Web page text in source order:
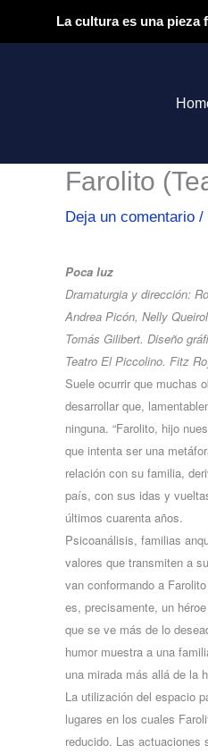
La cultura es una pieza
Farolito
Deja un comentario /
Poca luz
Dramaturgia y dirección:
Andrea Picón, Nelly
Tomás Gilibert. Diseño
Teatro El Piccolino. Fitz
Suele ocurrir que muchas
desarrollar que,
ninguna. “Farolito, hijo
que intenta ser una
relación con su familia,
país, con sus idas y
últimos cuarenta años.
Psicoanálisis, familias
valores que transmiten a
van conformando a
es, precisamente, un
que se ve más de lo
humor muestra a una
una mirada más allá de la
La utilización del espacio
lugares en los cuales
reducido. Las actuaciones